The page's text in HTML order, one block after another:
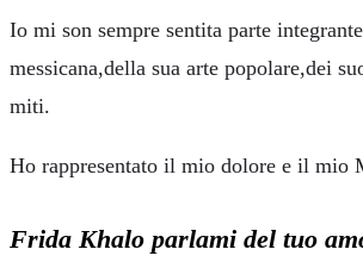
Io mi son sempre sentita parte
messicana,della sua arte popolare,dei
miti.
Ho rappresentato il mio dolore e il mio
Frida Khalo parlami del tuo